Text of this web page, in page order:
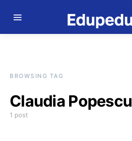
BROWSING TAG
Claudia Popescu
1 post